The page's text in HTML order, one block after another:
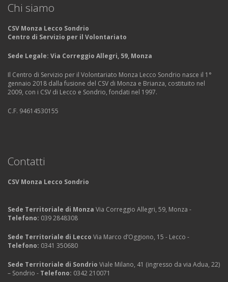
Chi siamo
CSV Monza Lecco Sondrio
Centro di Servizio per il Volontariato
Sede Legale: Via Correggio Allegri, 59​, Monza
Il Centro di Servizio per il Volontariato Monza Lecco Sondrio nasce il 1°
gennaio 2018 dalla fusione del CSV di Monza e Brianza, costituito nel
2009, con i CSV di Lecco e Sondrio, fondati nel 1997.
C.F. 94614530155
Contatti
CSV Monza Lecco Sondrio
Sede Territoriale di Monza Via Correggio Allegri, 59, Monza -
Telefono: 039 2848308
Sede Territoriale di Lecco Via Marco d’Oggiono, 15 - Lecco -
Telefono: 0341 350680
Sede Territoriale di Sondrio Viale Milano, 41 (ingresso da via Adua, 22)
– Sondrio - Telefono: 0342 210071